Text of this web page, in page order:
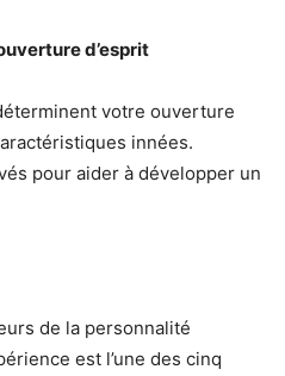
d’esprit
votre ouverture
innées.
pour aider à développer un
de la personnalité
est l’une des cinq